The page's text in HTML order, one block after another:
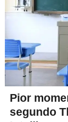
Pior
segundo